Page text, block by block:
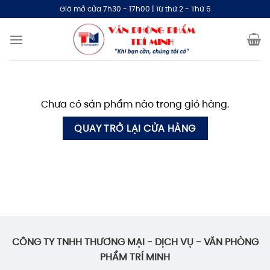
qua
nội
Giờ mở cửa 7h30 - 17h00 | Từ thứ 2 - Thứ 6
Chưa có sản phẩm nào trong giỏ hàng.
QUAY TRỞ LẠI CỬA HÀNG
CÔNG TY TNHH THƯƠNG MẠI - DỊCH VỤ - VĂN PHÒNG
PHẨM TRÍ MINH